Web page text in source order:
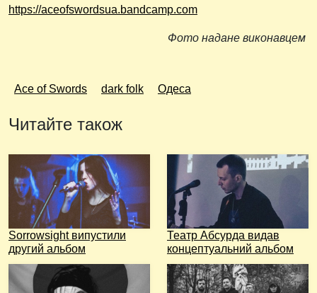
https://aceofswordsua.bandcamp.com
Фото надане виконавцем
Ace of Swords dark folk Одеса
Читайте також
Sorrowsight випустили
другий альбом
Театр Абсурда видав
концептуальний альбом